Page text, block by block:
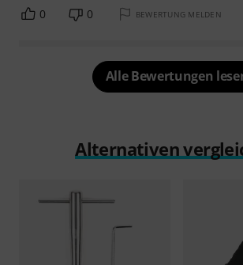
0 0 BEWERTUNG MELDEN
Alle Bewertungen
Alternativen